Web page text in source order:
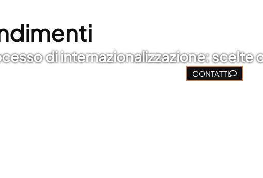
di internazionalizzazione: scelte
CONTATTI